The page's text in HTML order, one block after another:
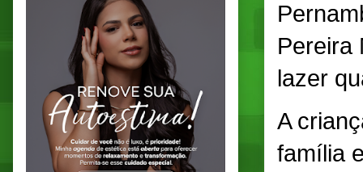
Pereira
lazer
A
família